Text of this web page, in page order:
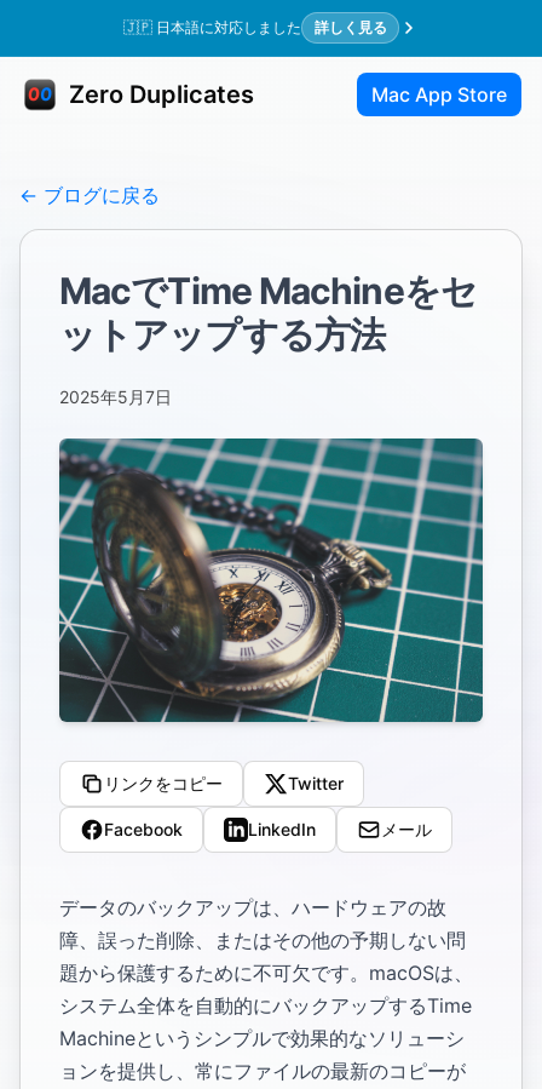
🇯🇵 日本語に対応しました 詳しく見る
Zero Duplicates Mac App Store
← ブログに戻る
MacでTime Machineをセ
ットアップする方法
2025年5月7日
リンクをコピー Twitter
Facebook LinkedIn メール
データのバックアップは、ハードウェアの故
障、誤った削除、またはその他の予期しない問
題から保護するために不可欠です。macOSは、
システム全体を自動的にバックアップするTime
Machineというシンプルで効果的なソリューシ
ョンを提供し、常にファイルの最新のコピーが